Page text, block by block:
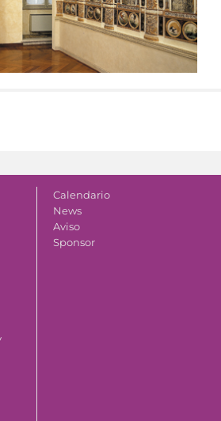
Calendario
News
Aviso
Sponsor